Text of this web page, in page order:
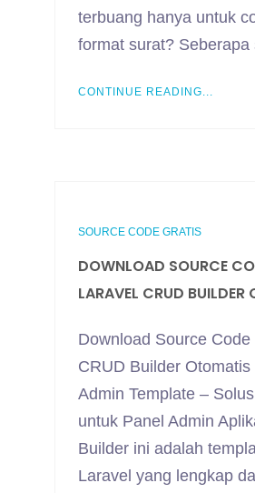
terbuang hanya untuk
format surat?
CONTINUE READING...
SOURCE CODE GRATIS
DOWNLOAD SOURCE
LARAVEL CRUD BUILDER
Download Source Code
CRUD Builder Otomatis
Admin Template –
untuk Panel Admin
Builder ini adalah
Laravel yang lengkap